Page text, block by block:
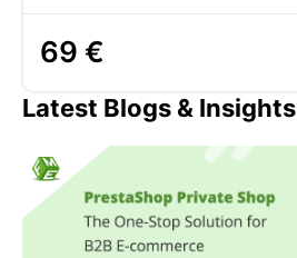
69 €
Latest Blogs & Insights